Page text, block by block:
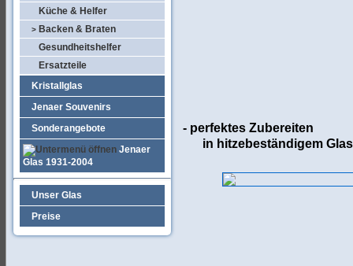
Küche & Helfer
> Backen & Braten
Gesundheitshelfer
Ersatzteile
Kristallglas
Jenaer Souvenirs
Sonderangebote
Jenaer
Glas 1931-2004
Unser Glas
Preise
- perfektes Zubereiten
in hitzebeständigem Glas